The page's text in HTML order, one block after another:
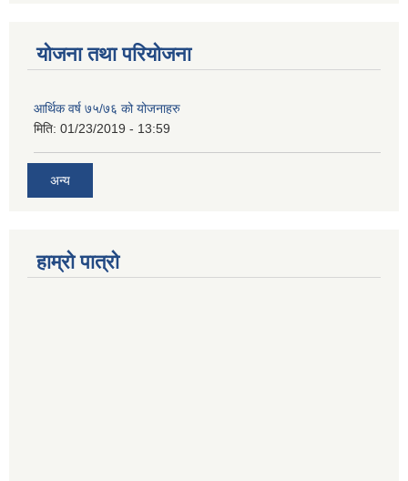
योजना तथा परियोजना
आर्थिक वर्ष ७५/७६ को योजनाहरु
मिति: 01/23/2019 - 13:59
अन्य
हाम्रो पात्रो